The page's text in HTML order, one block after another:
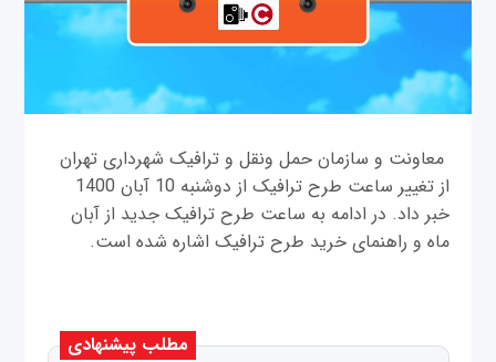
معاونت و سازمان حمل ونقل و ترافیک شهرداری تهران
از تغییر ساعت طرح ترافیک از دوشنبه 10 آبان 1400
خبر داد. در ادامه به ساعت طرح ترافیک جدید از آبان
ماه و راهنمای خرید طرح ترافیک اشاره شده است.
مطلب پیشنهادی